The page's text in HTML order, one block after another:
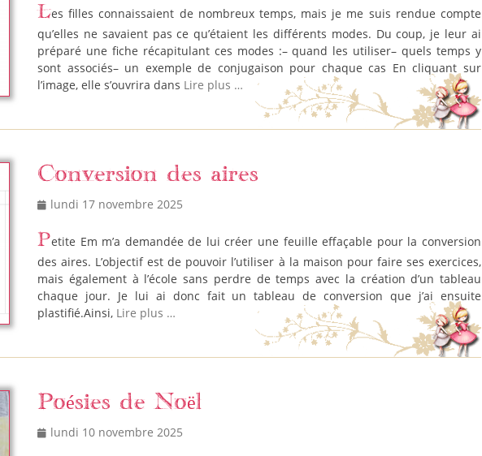
Les filles connaissaient de nombreux temps, mais je me suis rendue compte
qu’elles ne savaient pas ce qu’étaient les différents modes. Du coup, je leur ai
préparé une fiche récapitulant ces modes :– quand les utiliser– quels temps y
sont associés– un exemple de conjugaison pour chaque cas En cliquant sur
l’image, elle s’ouvrira dans Lire plus …
Conversion des aires
Posted
lundi 17 novembre 2025
Petite Em m’a demandée de lui créer une feuille effaçable pour la conversion
des aires. L’objectif est de pouvoir l’utiliser à la maison pour faire ses exercices,
mais également à l’école sans perdre de temps avec la création d’un tableau
chaque jour. Je lui ai donc fait un tableau de conversion que j’ai ensuite
plastifié.Ainsi, Lire plus …
Poésies de Noël
Posted
lundi 10 novembre 2025